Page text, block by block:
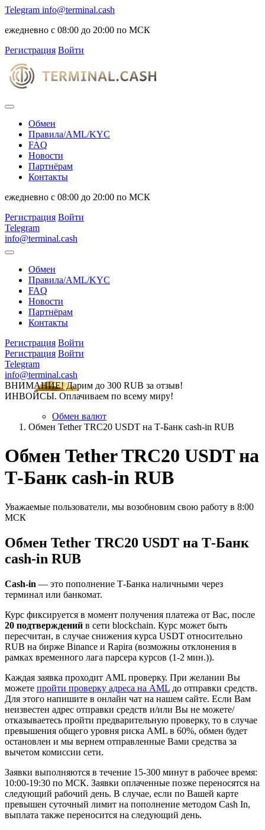
Telegram info@terminal.cash
ежедневно с 08:00 до 20:00 по МСК
Регистрация Войти
Обмен
Правила/AML/KYC
FAQ
Новости
Партнёрам
Контакты
ежедневно с 08:00 до 20:00 по МСК
Регистрация Войти
Telegram
info@terminal.cash
Обмен
Правила/AML/KYC
FAQ
Новости
Партнёрам
Контакты
Регистрация Войти
Регистрация Войти
Telegram
info@terminal.cash
ВНИМАНИЕ! Дарим до 300 RUB за отзыв!
ИНВОЙСЫ. Оплачиваем по всему миру!
Обмен валют
Обмен Tether TRC20 USDT на Т-Банк cash-in RUB
Обмен Tether TRC20 USDT на
Т-Банк cash-in RUB
Уважаемые пользователи, мы возобновим свою работу в 8:00
МСК
Обмен Tether TRC20 USDT на Т-Банк
cash-in RUB
Cash-in — это пополнение Т-Банка наличными через
терминал или банкомат.
Курс фиксируется в момент получения платежа от Вас, после
20 подтверждений в сети blockchain. Курс может быть
пересчитан, в случае снижения курса USDT относительно
RUB на бирже Binance и Rapira (возможны отклонения в
рамках временного лага парсера курсов (1-2 мин.)).
Каждая заявка проходит AML проверку. При желании Вы
можете пройти проверку адреса на AML до отправки средств.
Для этого напишите в онлайн чат на нашем сайте. Если Вам
неизвестен адрес отправки средств и/или Вы не можете/
отказываетесь пройти предварительную проверку, то в случае
превышения общего уровня риска AML в 60%, обмен будет
остановлен и мы вернем отправленные Вами средства за
вычетом комиссии сети.
Заявки выполняются в течение 15-300 минут в рабочее время:
10:00-19:30 по МСК. Заявки оплаченные позже переносятся на
следующий рабочий день. В случае, если по Вашей карте
превышен суточный лимит на пополнение методом Cash In,
выплата также переносится на следующий день.